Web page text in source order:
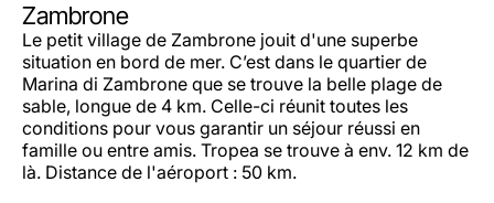
Zambrone
Le petit village de Zambrone jouit d'une superbe
situation en bord de mer. C’est dans le quartier de
Marina di Zambrone que se trouve la belle plage de
sable, longue de 4 km. Celle-ci réunit toutes les
conditions pour vous garantir un séjour réussi en
famille ou entre amis. Tropea se trouve à env. 12 km de
là. Distance de l'aéroport : 50 km.